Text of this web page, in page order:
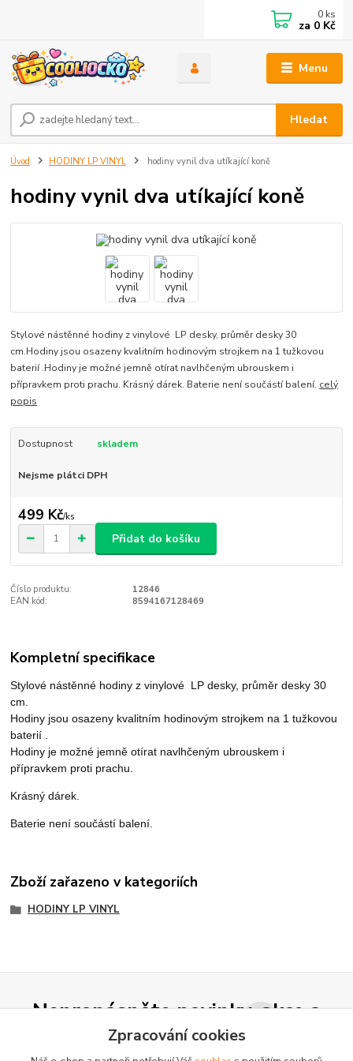
Menu
Hledat
0 ks
za 0 Kč
Úvod HODINY LP VINYL hodiny vynil dva utíkající koně
hodiny vynil dva utíkající koně
Stylové nástěnné hodiny z vinylové LP desky, průměr desky 30
cm.Hodiny jsou osazeny kvalitním hodinovým strojkem na 1 tužkovou
baterií .Hodiny je možné jemně otírat navlhčeným ubrouskem i
přípravkem proti prachu. Krásný dárek. Baterie není součástí balení. celý
popis
Dostupnost skladem
Nejsme plátci DPH
499 Kč/ks
Přidat do košíku
Číslo produktu:
12846
EAN kód:
8594167128469
Kompletní specifikace
Stylové nástěnné hodiny z vinylové LP desky, průměr desky 30
cm.
Hodiny jsou osazeny kvalitním hodinovým strojkem na 1 tužkovou
baterií .
Hodiny je možné jemně otírat navlhčeným ubrouskem i
přípravkem proti prachu.
Krásný dárek.
Baterie není součástí balení.
Zboží zařazeno v kategoriích
HODINY LP VINYL
Nepropásněte novinky, akce a
slevy!
Zpracování cookies